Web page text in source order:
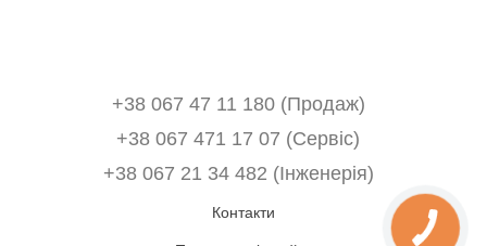
+38 067 47 11 180 (Продаж)
+38 067 471 17 07 (Сервіс)
‎+38 067 21 34 482 (Інженерія)
Контакти